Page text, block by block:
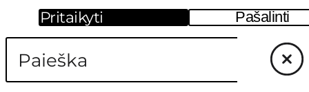
Pritaikyti Pašalinti